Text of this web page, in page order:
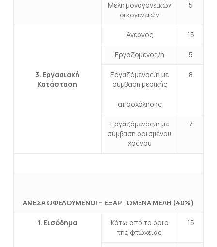
Μέλη μονογονεϊκών
οικογενειών
5
3. Εργασιακή
Κατάσταση
Άνεργος 15
Εργαζόμενος/η 5
Εργαζόμενος/η με
σύμβαση μερικής
απασχόλησης
8
Εργαζόμενος/η με
σύμβαση ορισμένου
χρόνου
7
ΑΜΕΣΑ ΩΦΕΛΟΥΜΕΝΟΙ – ΕΞΑΡΤΩΜΕΝΑ ΜΕΛΗ (40%)
1. Εισόδημα
Κάτω από το όριο
της φτώχειας
15